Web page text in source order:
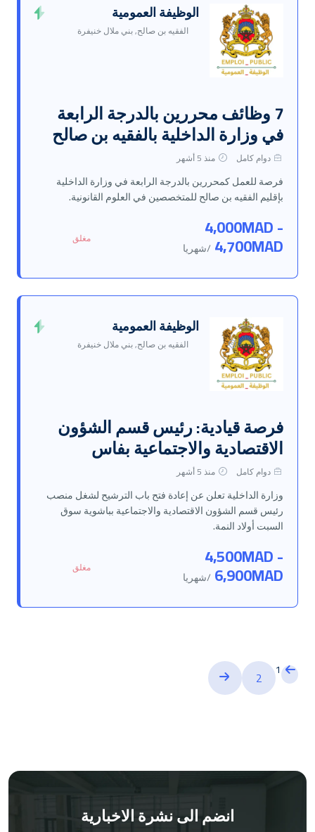
الوظيفة العمومية
الفقيه بن صالح, بني ملال خنيفرة
7 وظائف محررين بالدرجة الرابعة
في وزارة الداخلية بالفقيه بن صالح
دوام كامل منذ 5 أشهر
فرصة للعمل كمحررين بالدرجة الرابعة في وزارة الداخلية
بإقليم الفقيه بن صالح للمتخصصين في العلوم القانونية.
4,000MAD -
4,700MAD /شهريا
مغلق
الوظيفة العمومية
الفقيه بن صالح, بني ملال خنيفرة
فرصة قيادية: رئيس قسم الشؤون
الاقتصادية والاجتماعية بفاس
دوام كامل منذ 5 أشهر
وزارة الداخلية تعلن عن إعادة فتح باب الترشيح لشغل منصب
رئيس قسم الشؤون الاقتصادية والاجتماعية بباشوية سوق
السبت أولاد النمة.
4,500MAD -
6,900MAD /شهريا
مغلق
1
2
انضم الى نشرة الاخبارية